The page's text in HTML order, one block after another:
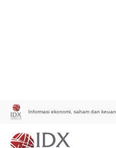
Informasi ekonomi, saham dan